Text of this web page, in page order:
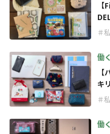
＃
働く
キ
＃
働く